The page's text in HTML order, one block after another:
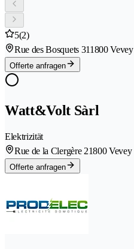
5(2)
Rue des Bosquets 311800 Vevey
Offerte anfragen
Watt&Volt Sàrl
Elektrizität
Rue de la Clergère 21800 Vevey
Offerte anfragen